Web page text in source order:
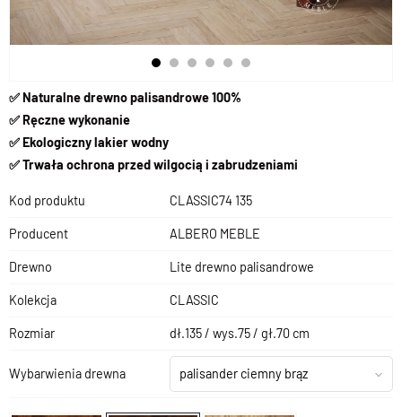
✅Naturalne drewno palisandrowe 100%
✅Ręczne wykonanie
✅Ekologiczny lakier wodny
✅Trwała ochrona przed wilgocią i zabrudzeniami
Kod produktu CLASSIC74 135
Producent ALBERO MEBLE
Drewno Lite drewno palisandrowe
Kolekcja CLASSIC
Rozmiar dł.135 / wys.75 / gł.70 cm
Wybarwienia drewna palisander ciemny brąz